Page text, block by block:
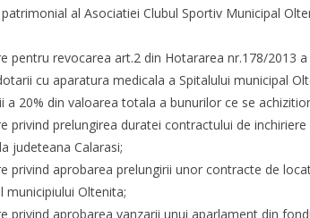
al Asociatiei Clubul Sportiv Municipal
pentru revocarea art.2 din Hotararea nr.178/2013
cu aparatura medicala a Spitalului municipal
a 20% din valoarea totala a bunurilor ce se
privind prelungirea duratei contractului de
judeteana Calarasi;
privind aprobarea prelungirii unor contracte de
municipiului Oltenita;
privind aprobarea vanzarii unui aparlament din